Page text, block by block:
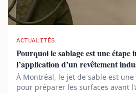
ACTUALITÉS
Pourquoi le sablage est une
l’application d’un revêtement
À Montréal, le jet de sable est
pour préparer les surfaces avant